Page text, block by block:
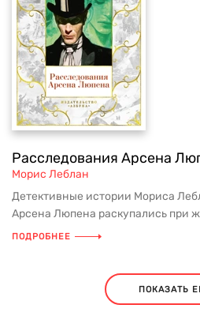
Расследования Арсена
Морис Леблан
Детективные истории Мориса
Арсена Люпена раскупались при
ПОДРОБНЕЕ
ПОКАЗАТЬ